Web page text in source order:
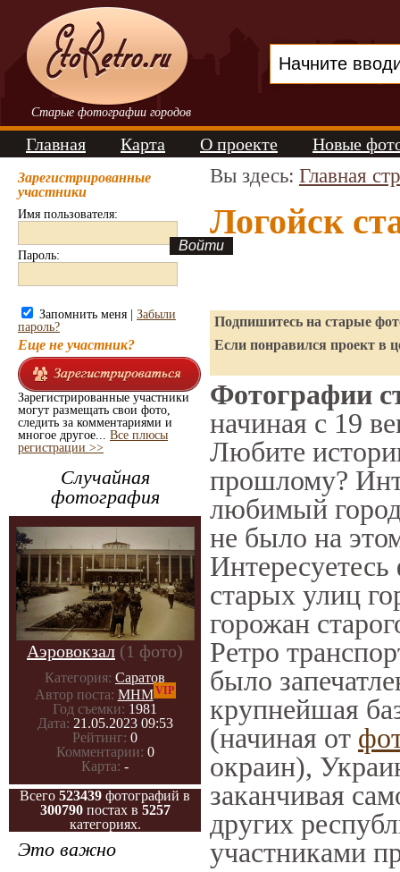
Старые фотографии городов
Главная Карта О проекте Новые
Зарегистрированные
участники
Имя пользователя:
Пароль:
Запомнить меня | Забыли
пароль?
Еще не участник?
Зарегистрированные участники
могут размещать свои фото,
следить за комментариями и
многое другое... Все плюсы
регистрации >>
Случайная
фотография
Аэровокзал (1 фото)
Категория: Саратов
Автор поста: МНМVIP
Год съемки: 1981
Дата: 21.05.2023 09:53
Рейтинг: 0
Комментарии: 0
Карта: -
Всего 523439 фотографий в
300790постах в 5257
категориях.
Это важно
Вы здесь: Главная
Логойск
Подпишитесь на старые
Если понравился проект в
Фотографии
начиная с 19
Любите
прошлому?
любимый
не было на
Интересуетесь
старых улиц
горожан
Ретро
было
крупнейшая
(начиная от
окраин),
заканчивая
других
участниками